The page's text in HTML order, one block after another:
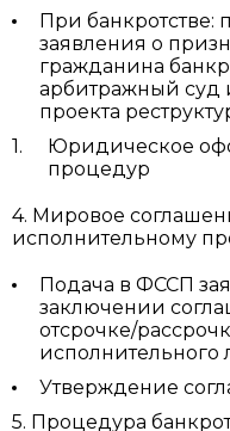
При банкротстве:
заявления о
гражданина
арбитражный суд
проекта
Юридическое
процедур
4. Мировое
исполнительному
Подача в ФССП
заключении
отсрочке/
исполнительного
Утверждение
5. Процедура